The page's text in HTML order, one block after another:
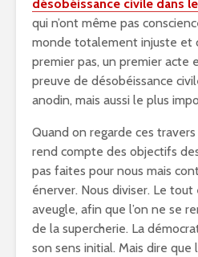
désobéissance civile dans
qui n’ont même pas
monde totalement injuste et
premier pas, un premier acte
preuve de désobéissance
anodin, mais aussi le plus
Quand on regarde ces
rend compte des objectifs
pas faites pour nous mais
énerver. Nous diviser. Le
aveugle, afin que l’on ne se
de la supercherie. La
son sens initial. Mais dire que